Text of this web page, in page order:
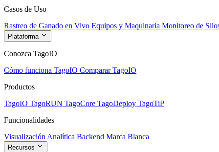
Casos de Uso
Rastreo de Ganado en Vivo Equipos y Maquinaria Monitoreo de
Plataforma
Conozca TagoIO
Cómo funciona TagoIO Comparar TagoIO
Productos
TagoIO TagoRUN TagoCore TagoDeploy TagoTiP
Funcionalidades
Visualización Analítica Backend Marca Blanca
Recursos